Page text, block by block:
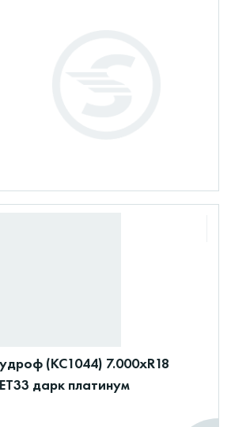
(КС1044) 7.000xR18
дарк платинум